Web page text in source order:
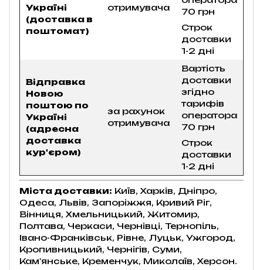
Україні
(доставка в
поштомат)
отримувача
70 грн
Строк
доставки
1-2 дні
Відправка
Новою
поштою по
Україні
(адресна
доставка
кур'єром)
за рахунок
отримувача
Вартість
доставки
згідно
тарифів
оператора
70 грн
Строк
доставки
1-2 дні
Міста доставки: Київ, Харків, Дніпро,
Одеса, Львів, Запоріжжя, Кривий Ріг,
Вінниця, Хмельницький, Житомир,
Полтава, Черкаси, Чернівці, Тернопіль,
Івано-Франківськ, Рівне, Луцьк, Ужгород,
Кропивницький, Чернігів, Суми,
Кам'янське, Кременчук, Миколаїв, Херсон.